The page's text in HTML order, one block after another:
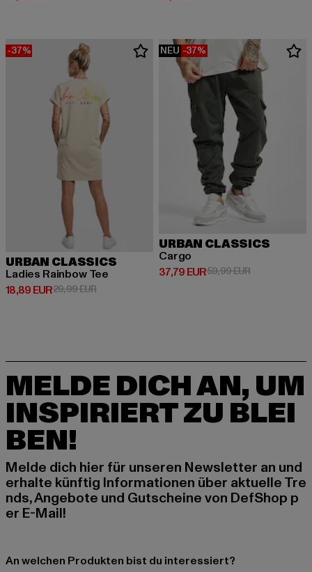
-37%
URBAN CLASSICS
Ladies Rainbow Tee
18,89 EUR
Derzeitiger Preis: 18,89 EUR
29,99 EURAktionspreis: 29,99 EUR
NEU -37%
URBAN CLASSICS
Cargo
37,79 EUR
Derzeitiger Preis: 37,79 EUR
59,99 EURAktionspreis:
MELDE DICH AN, UM
INSPIRIERT ZU BLEI
BEN!
Melde dich hier für unseren Newsletter an und
erhalte künftig Informationen über aktuelle Tre
nds, Angebote und Gutscheine von DefShop p
er E-Mail!
An welchen Produkten bist du interessiert?